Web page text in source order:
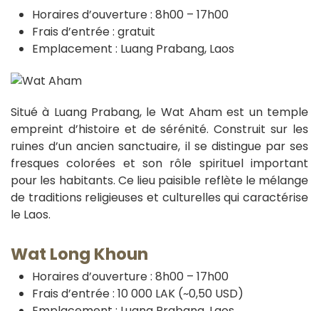
Horaires d’ouverture : 8h00 – 17h00
Frais d’entrée : gratuit
Emplacement : Luang Prabang, Laos
Situé à Luang Prabang, le Wat Aham est un temple
empreint d’histoire et de sérénité. Construit sur les
ruines d’un ancien sanctuaire, il se distingue par ses
fresques colorées et son rôle spirituel important
pour les habitants. Ce lieu paisible reflète le mélange
de traditions religieuses et culturelles qui caractérise
le Laos.
Wat Long Khoun
Horaires d’ouverture : 8h00 – 17h00
Frais d’entrée : 10 000 LAK (~0,50 USD)